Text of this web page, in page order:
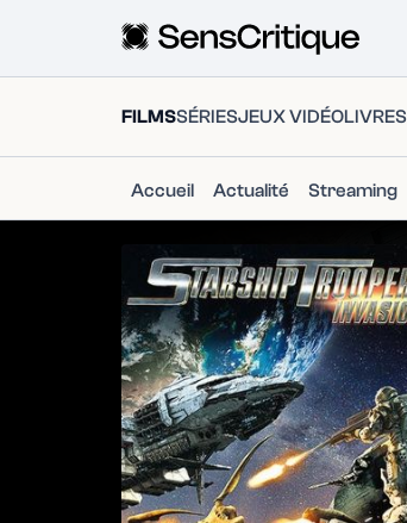
FILMSSÉRIESJEUX VIDÉOLIVRES
Accueil Actualité Streaming